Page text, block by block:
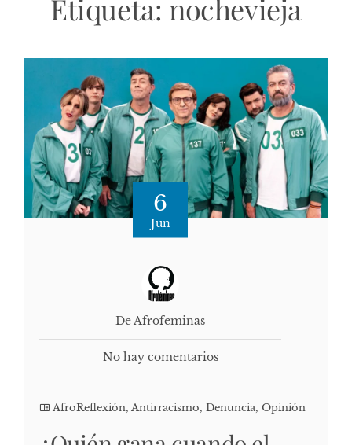
Etiqueta: nochevieja
6
Jun
De Afrofeminas
No hay comentarios
AfroReflexión, Antirracismo, Denuncia, Opinión